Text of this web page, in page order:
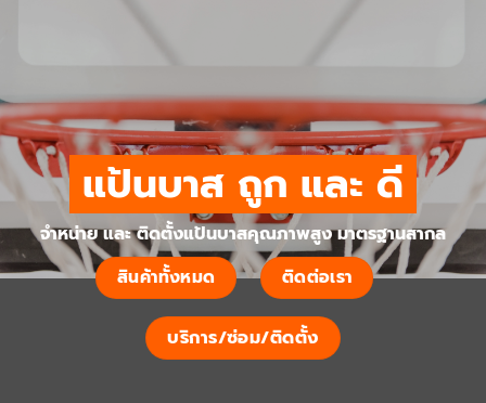
แป้นบาส ถูก และ ดี
จำหน่าย และ ติดตั้งแป้นบาสคุณภาพสูง มาตรฐานสากล
สินค้าทั้งหมด
ติดต่อเรา
บริการ/ซ่อม/ติดตั้ง